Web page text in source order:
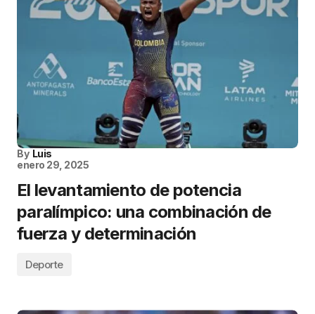
By Luis
enero 29, 2025
El levantamiento de potencia
paralímpico: una combinación de
fuerza y determinación
Deporte